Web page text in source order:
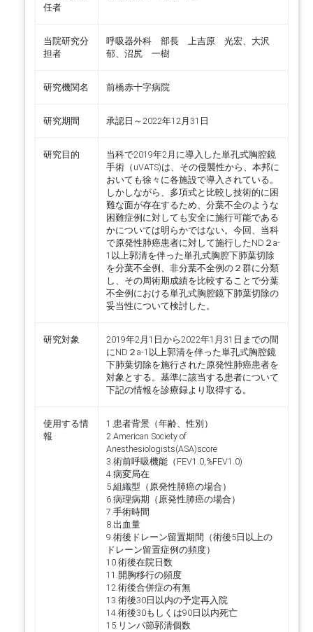
任者
当院研究分
担者
呼吸器外科 部長 上吉原 光宏、大沢
郁、沼尻 一樹
研究機関名 前橋赤十字病院
研究期間 承認日～2022年12月31日
研究目的
当科で2019年2月に導入した単孔式胸腔鏡
手術（uVATS)は、その侵襲性から、本邦に
おいても徐々に各施設で導入されている。
しかしながら、多項式と比較し技術的に困
難な面が存在するため、分葉不全のような
困難症例に対しても安全に施行可能である
かについては明らかではない。今回、当科
で原発性肺癌患者に対して施行したND２a-
1以上郭清を伴った単孔式胸腔下肺葉切除
を分葉不全例、非分葉不全例の２群に分類
し、その周術期成績を比較することで分葉
不全例における単孔式胸腔鏡下肺葉切除の
妥当性について検討した。
研究対象
2019年2月1日から2022年1月31日までの間
にND２a-1以上郭清を伴った単孔式胸腔鏡
下肺葉切除を施行された原発性肺癌患者を
対象とする。基準に該当する患者について
下記の情報を診療録より取得する。
使用する情
報
1.患者背景（年齢、性別）
2.American Society of
Anesthesiologists(ASA)score
3.術前呼吸機能（FEV1.0,%FEV1.0)
4.病変局在
5.組織型（原発性肺癌の場合）
6.病理病期（原発性肺癌の場合）
7.手術時間
8.出血量
9.術後ドレーン留置期間（術後5日以上の
ドレーン留置症例の頻度）
10.術後在院日数
11.開胸移行の頻度
12.術後合併症の有無
13.術後30日以内の予定再入院
14.術後30もしくは90日以内死亡
15.リンパ節郭清個数